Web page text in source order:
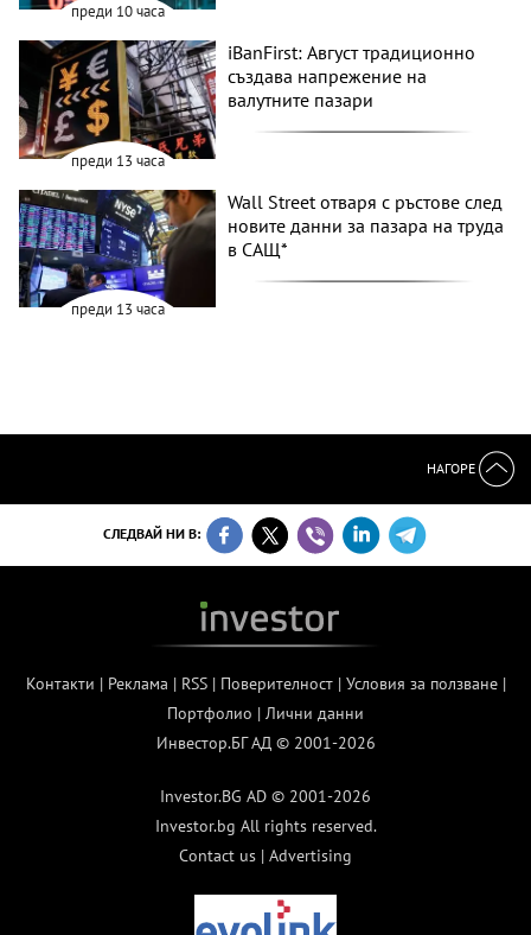
преди 10 часа
преди 13 часа
iBanFirst: Август традиционно
създава напрежение на
валутните пазари
преди 13 часа
Wall Street отваря с ръстове след
новите данни за пазара на труда
в САЩ*
НАГОРЕ
СЛЕДВАЙ НИ В:
Контакти | Реклама | RSS| Поверителност| Условия за ползване|
Портфолио | Лични данни
Инвестор.БГ АД © 2001-2026
Investor.BG AD © 2001-2026
Investor.bg All rights reserved.
Contact us | Advertising